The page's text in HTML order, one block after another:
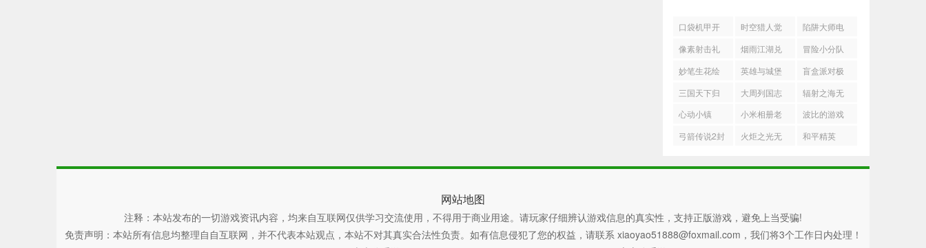
口袋机甲开
局阵容推荐
时空猎人觉
醒新手职业
选择建议
陷阱大师电
风扇流怎么
玩
像素射击礼
包码
烟雨江湖兑
换码
冒险小分队
礼包码2025
最新一览
妙笔生花绘
画
英雄与城堡
暗系控场爆
发队搭配推
荐
盲盒派对极
速赛车城有
哪些奖励
三国天下归
心马超配队
推荐
大周列国志
更建国号条
件一览
辐射之海无
脑海鸥流搭
配推荐
心动小镇
10.9溜溜橡
小米相册老
版本
波比的游戏
时间
弓箭传说2封
火炬之光无
和平精英
网站地图
注释：本站发布的一切游戏资讯内容，均来自互联网仅供学习交流使用，不得用于商业用途。请玩家仔细辨认游戏信息的真实性，支持正版游戏，避免上当受骗!
免责声明：本站所有信息均整理自自互联网，并不代表本站观点，本站不对其真实合法性负责。如有信息侵犯了您的权益，请联系 xiaoyao51888@foxmail.com，我们将3个工作日内处理！